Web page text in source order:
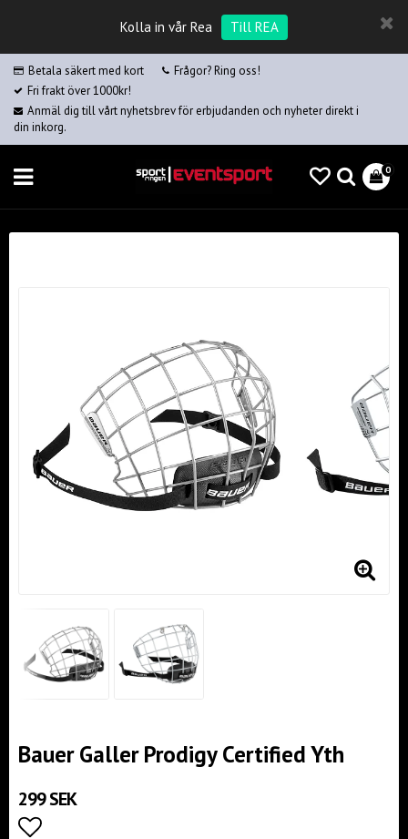
Kolla in vår Rea Till REA
Betala säkert med kort
Frågor? Ring oss!
Fri frakt över 1000kr!
Anmäl dig till vårt nyhetsbrev för erbjudanden och nyheter direkt i
din inkorg.
0
Bauer Galler Prodigy Certified Yth
299 SEK